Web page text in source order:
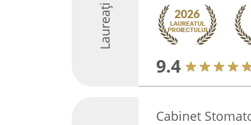
Laureați
9.4
Cabinet